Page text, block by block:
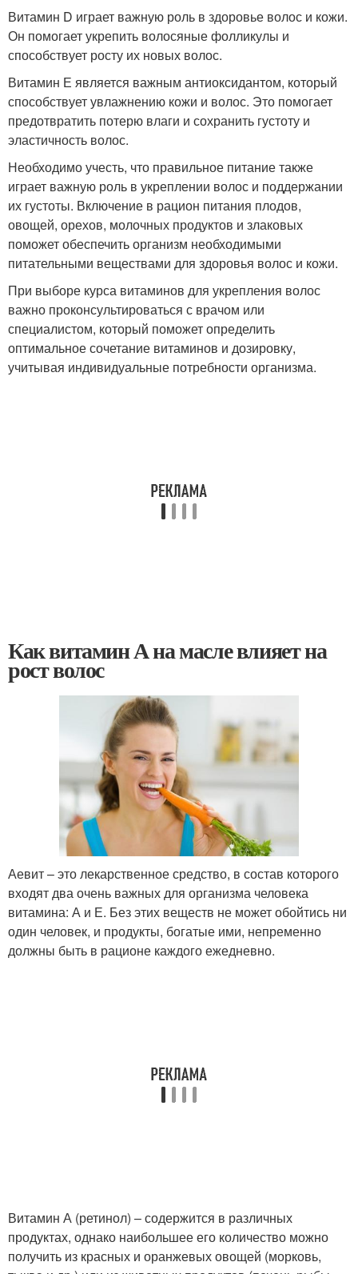
Витамин D играет важную роль в здоровье волос и кожи.
Он помогает укрепить волосяные фолликулы и
способствует росту их новых волос.
Витамин Е является важным антиоксидантом, который
способствует увлажнению кожи и волос. Это помогает
предотвратить потерю влаги и сохранить густоту и
эластичность волос.
Необходимо учесть, что правильное питание также
играет важную роль в укреплении волос и поддержании
их густоты. Включение в рацион питания плодов,
овощей, орехов, молочных продуктов и злаковых
поможет обеспечить организм необходимыми
питательными веществами для здоровья волос и кожи.
При выборе курса витаминов для укрепления волос
важно проконсультироваться с врачом или
специалистом, который поможет определить
оптимальное сочетание витаминов и дозировку,
учитывая индивидуальные потребности организма.
Как витамин А на масле влияет на
рост волос
Аевит – это лекарственное средство, в состав которого
входят два очень важных для организма человека
витамина: А и Е. Без этих веществ не может обойтись ни
один человек, и продукты, богатые ими, непременно
должны быть в рационе каждого ежедневно.
Витамин А (ретинол) – содержится в различных
продуктах, однако наибольшее его количество можно
получить из красных и оранжевых овощей (морковь,